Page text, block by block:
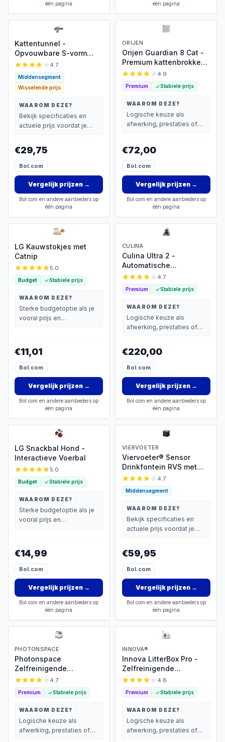
één pagina
één pagina
Kattentunnel -
Opvouwbare S-vorm
speeltunnel
4.7
Middensegment
Wisselende prijs
WAAROM DEZE?
Bekijk specificaties en
actuele prijs voordat je
€29,75
Bol.com
Vergelijk prijzen→
Bol.com en andere aanbieders op
één pagina
ORIJEN
Orijen Guardian 8 Cat -
Premium kattenbrokken
met 90% vlees
4.9
Premium Stabiele prijs
WAAROM DEZE?
Logische keuze als
afwerking, prestaties of
€72,00
Bol.com
Vergelijk prijzen→
Bol.com en andere aanbieders op
één pagina
LG Kauwstokjes met
Catnip
5.0
Budget Stabiele prijs
WAAROM DEZE?
Sterke budgetoptie als je
vooral prijs en
€11,01
Bol.com
Vergelijk prijzen→
Bol.com en andere aanbieders op
één pagina
CULINA
Culina Ultra 2 -
Automatische
Zelfreinigende
Kattenbak
4.7
Premium Stabiele prijs
WAAROM DEZE?
Logische keuze als
afwerking, prestaties of
€220,00
Bol.com
Vergelijk prijzen→
Bol.com en andere aanbieders op
één pagina
LG Snackbal Hond -
Interactieve Voerbal
5.0
Budget Stabiele prijs
WAAROM DEZE?
Sterke budgetoptie als je
vooral prijs en
€14,99
Bol.com
Vergelijk prijzen→
Bol.com en andere aanbieders op
één pagina
VIERVOETER
Viervoeter® Sensor
Drinkfontein RVS met
losse accu4.7
Middensegment
WAAROM DEZE?
Bekijk specificaties en
actuele prijs voordat je
€59,95
Bol.com
Vergelijk prijzen→
Bol.com en andere aanbieders op
één pagina
PHOTONSPACE
Photonspace
Zelfreinigende
Kattenbak 4.7
Premium Stabiele prijs
WAAROM DEZE?
Logische keuze als
afwerking, prestaties of
INNOVA®
Innova LitterBox Pro -
Zelfreinigende
Kattenbak 4.8
Premium Stabiele prijs
WAAROM DEZE?
Logische keuze als
afwerking, prestaties of